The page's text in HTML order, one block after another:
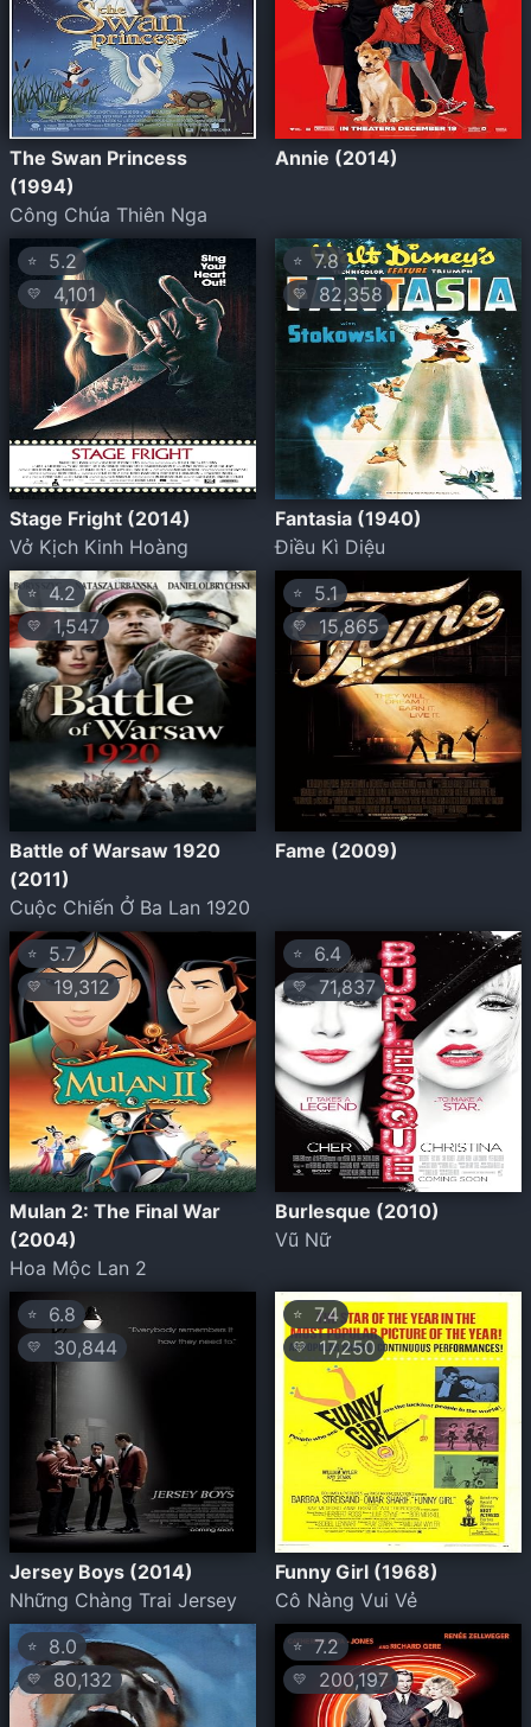
The Swan Princess
(1994)
Công Chúa Thiên Nga
Annie (2014)
⭐ 5.2
💛 4,101
Stage Fright (2014)
Vở Kịch Kinh Hoàng
⭐ 7.8
💛 82,358
Fantasia (1940)
Điều Kì Diệu
⭐ 4.2
💛 1,547
Battle of Warsaw 1920
(2011)
Cuộc Chiến Ở Ba Lan 1920
⭐ 5.1
💛 15,865
Fame (2009)
⭐ 5.7
💛 19,312
Mulan 2: The Final War
(2004)
Hoa Mộc Lan 2
⭐ 6.4
💛 71,837
Burlesque (2010)
Vũ Nữ
⭐ 6.8
💛 30,844
Jersey Boys (2014)
Những Chàng Trai Jersey
⭐ 7.4
💛 17,250
Funny Girl (1968)
Cô Nàng Vui Vẻ
⭐ 8.0
💛 80,132
⭐ 7.2
💛 200,197